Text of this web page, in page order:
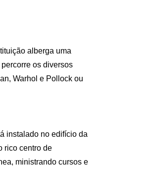
Português Russo
alberga uma
os diversos
Warhol e Pollock ou
instalado no edifício da
rico centro de
ministrando cursos e